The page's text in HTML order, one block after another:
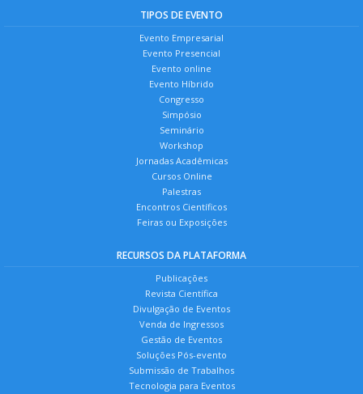
TIPOS DE EVENTO
Evento Empresarial
Evento Presencial
Evento online
Evento Híbrido
Congresso
Simpósio
Seminário
Workshop
Jornadas Acadêmicas
Cursos Online
Palestras
Encontros Científicos
Feiras ou Exposições
RECURSOS DA PLATAFORMA
Publicações
Revista Científica
Divulgação de Eventos
Venda de Ingressos
Gestão de Eventos
Soluções Pós-evento
Submissão de Trabalhos
Tecnologia para Eventos